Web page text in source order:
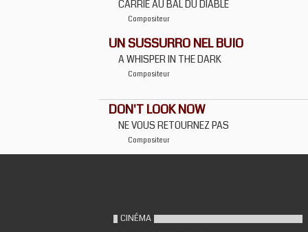
CARRIE AU BAL DU DIABLE
Compositeur
UN SUSSURRO NEL BUIO
A WHISPER IN THE DARK
Compositeur
DON'T LOOK NOW
NE VOUS RETOURNEZ PAS
Compositeur
CINÉMA